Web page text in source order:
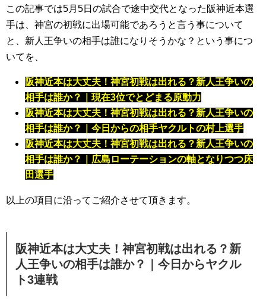
この記事では5月5日の試合で途中交代となった阪神近本選
手は、神宮の初戦に出場可能であろうと言う事について
と、新人王争いの相手は誰になりそうかな？という事につ
いてを、
阪神近本は大丈夫！神宮初戦は出れる？新人王争いの
相手は誰か？｜現在3位でとどまる原動力
阪神近本は大丈夫！神宮初戦は出れる？新人王争いの
相手は誰か？｜今日からの相手ヤクルトの村上選手
阪神近本は大丈夫！神宮初戦は出れる？新人王争いの
相手は誰か？｜広島ローテーションの軸となりつつ床
田選手
以上の項目に沿ってご紹介させて頂きます。
阪神近本は大丈夫！神宮初戦は出れる？新
人王争いの相手は誰か？｜今日からヤクル
ト3連戦